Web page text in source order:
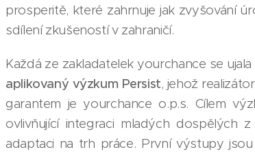
prosperitě, které zahrnuje jak zvyšování
sdílení zkušeností v zahraničí.
Každá ze zakladatelek yourchance se
aplikovaný výzkum Persist, jehož
garantem je yourchance o.p.s. Cílem
ovlivňující integraci mladých dospělých
adaptaci na trh práce. První výstupy